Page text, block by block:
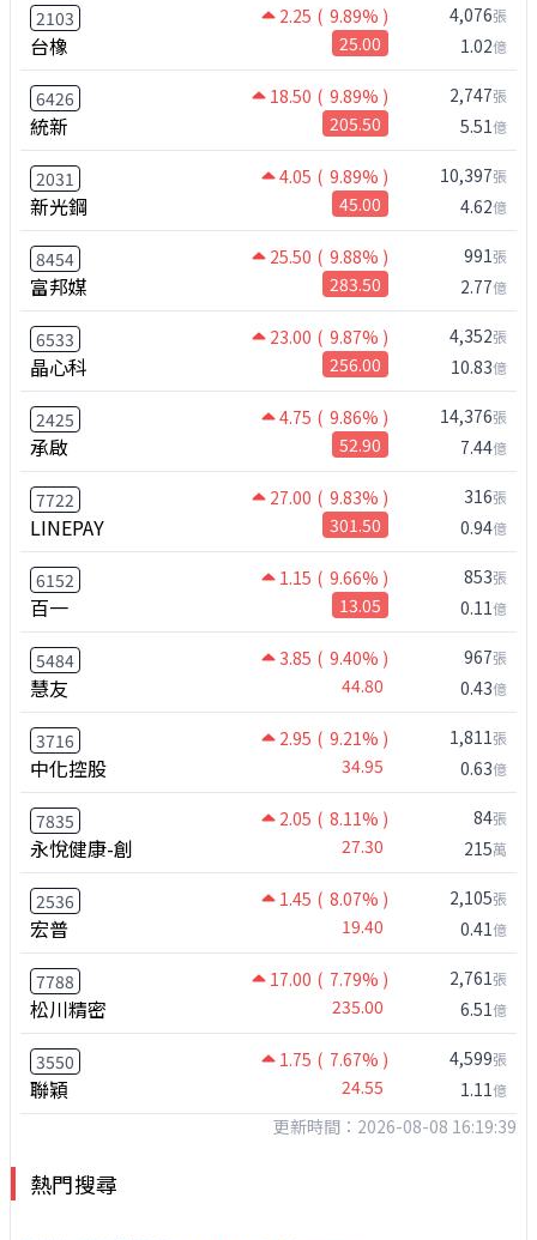
2103 2.25 ( 9.89% )
台橡 25.00
4,076張
1.02億
6426 18.50 ( 9.89% )
統新 205.50
2,747張
5.51億
2031 4.05 ( 9.89% )
新光鋼 45.00
10,397張
4.62億
8454 25.50 ( 9.88% )
富邦媒 283.50
991張
2.77億
6533 23.00 ( 9.87% )
晶心科 256.00
4,352張
10.83億
2425 4.75 ( 9.86% )
承啟 52.90
14,376張
7.44億
7722 27.00 ( 9.83% )
LINEPAY 301.50
316張
0.94億
6152 1.15 ( 9.66% )
百一 13.05
853張
0.11億
5484 3.85 ( 9.40% )
慧友 44.80
967張
0.43億
3716 2.95 ( 9.21% )
中化控股 34.95
1,811張
0.63億
7835 2.05 ( 8.11% )
永悅健康-創 27.30
84張
215萬
2536 1.45 ( 8.07% )
宏普 19.40
2,105張
0.41億
7788 17.00 ( 7.79% )
松川精密 235.00
2,761張
6.51億
3550 1.75 ( 7.67% )
聯穎 24.55
4,599張
1.11億
更新時間：2026-08-08 16:19:39
熱門搜尋